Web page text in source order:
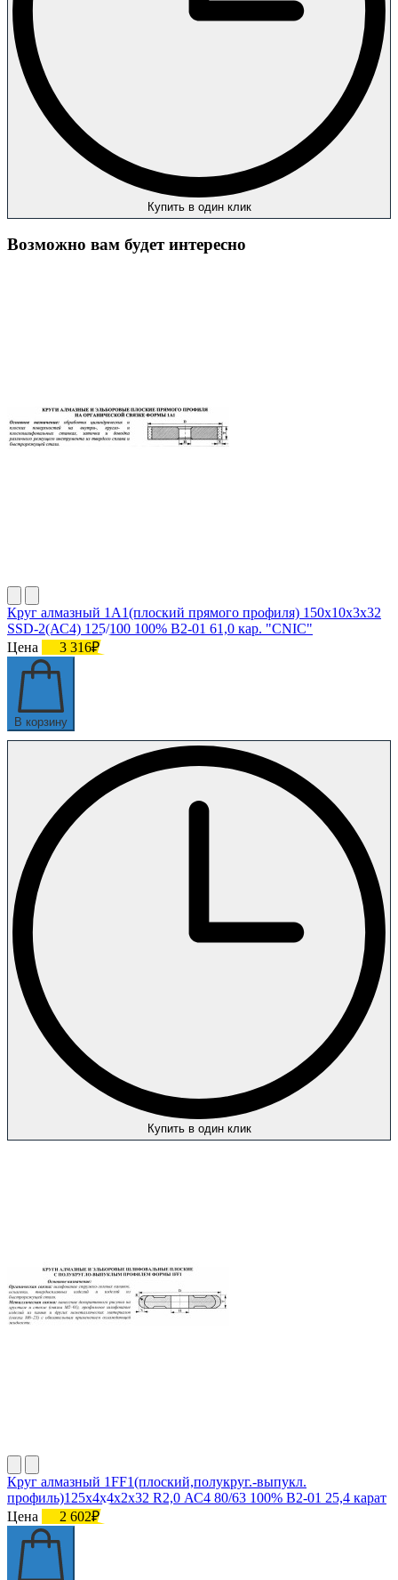
Купить в один клик
Возможно вам будет интересно
Круг алмазный 1А1(плоский прямого профиля) 150х10х3х32
SSD-2(АС4) 125/100 100% В2-01 61,0 кар. "CNIC"
Цена
3 316₽
В корзину
Купить в один клик
Круг алмазный 1FF1(плоский,полукруг.-выпукл.
профиль)125х4х4х2х32 R2,0 АС4 80/63 100% В2-01 25,4 карат
Цена
2 602₽